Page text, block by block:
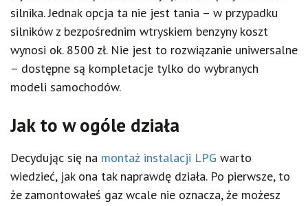
silnika. Jednak opcja ta nie jest tania – w przypadku
silników z bezpośrednim wtryskiem benzyny koszt
wynosi ok. 8500 zł. Nie jest to rozwiązanie uniwersalne
– dostępne są kompletacje tylko do wybranych
modeli samochodów.
Jak to w ogóle działa
Decydując się na montaż instalacji LPG warto
wiedzieć, jak ona tak naprawdę działa. Po pierwsze, to
że zamontowałeś gaz wcale nie oznacza, że możesz